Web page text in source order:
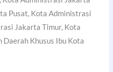
Pusat, Kota Administrasi
Jakarta Timur, Kota
Khusus Ibu Kota